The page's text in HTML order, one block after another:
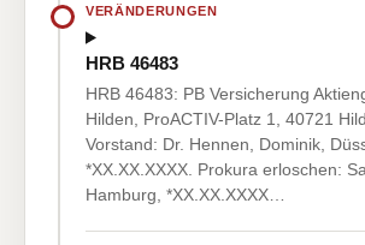
VERÄNDERUNGEN
HRB 46483
HRB 46483: PB Versicherung
Hilden, ProACTIV-Platz 1, 40721
Vorstand: Dr. Hennen, Dominik,
*XX.XX.XXXX. Prokura erloschen:
Hamburg, *XX.XX.XXXX…